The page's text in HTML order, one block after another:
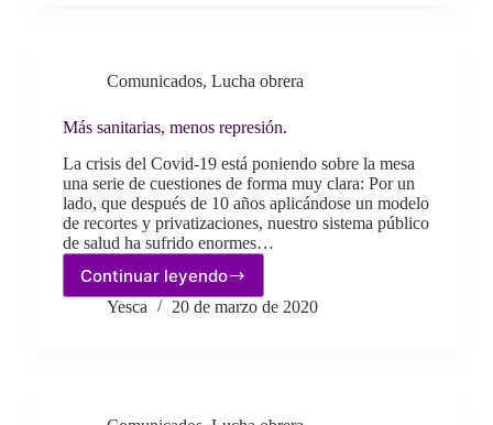
organicemos
ofensiva.
Comunicados, Lucha obrera
Más sanitarias, menos represión.
La crisis del Covid-19 está poniendo sobre la mesa
una serie de cuestiones de forma muy clara: Por un
lado, que después de 10 años aplicándose un modelo
de recortes y privatizaciones, nuestro sistema público
de salud ha sufrido enormes…
Continuar leyendo
Más
sanitarias,
Yesca 20 de marzo de 2020